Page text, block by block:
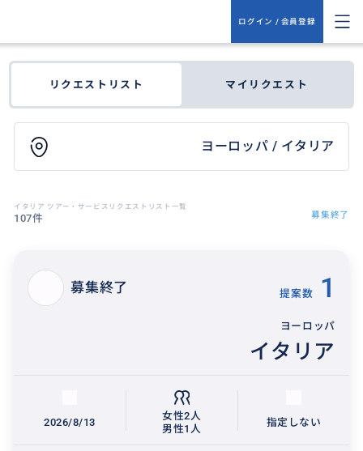
ログイン / 会員登録
リクエストリスト マイリクエスト
ヨーロッパ / イタリア
イタリア ツアー・サービスリクエストリスト一覧
107件 募集終了
募集終了 提案数 1
ヨーロッパ
イタリア
2026/8/13
女性2人
男性1人
指定しない